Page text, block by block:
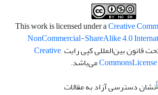
Creative
NonCommercial-ShareAlike 4.0
قانون بین‌المللی کپی رایتCreative
CommonsLicense می‌باشد.